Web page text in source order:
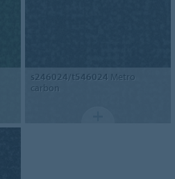
s246024/t546024 Metro
carbon